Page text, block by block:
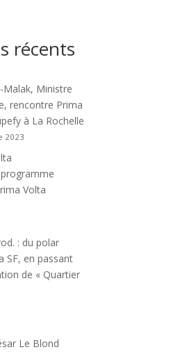
récents
Malak, Ministre
rencontre Prima
à La Rochelle
2023
Volta
: du polar
SF, en passant
de « Quartier
Le Blond